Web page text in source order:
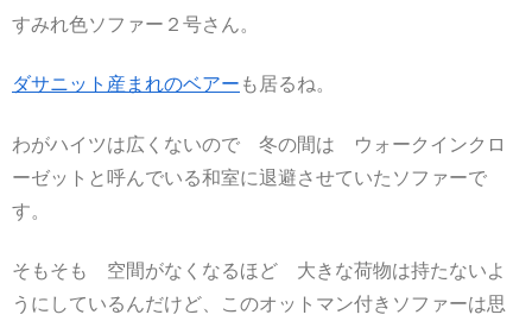
すみれ色ソファー２号さん。
ダサニット産まれのベアー も居るね。
わがハイツは広くないので 冬の間は ウォークインクロ
ーゼットと呼んでいる和室に退避させていたソファーで
す。
そもそも 空間がなくなるほど 大きな荷物は持たないよ
うにしているんだけど、このオットマン付きソファーは思